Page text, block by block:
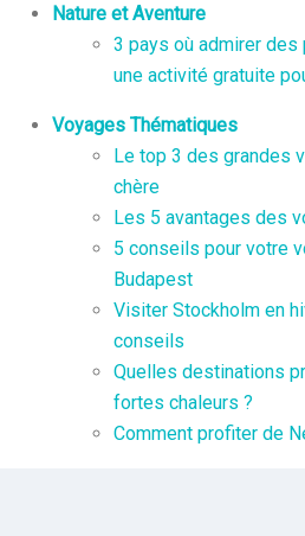
Nature et Aventure
3 pays où admirer
une activité gratuite
Voyages Thématiques
Le top 3 des grandes
chère
Les 5 avantages des
5 conseils pour votre
Budapest
Visiter Stockholm en
conseils
Quelles destinations
fortes chaleurs ?
Comment profiter de